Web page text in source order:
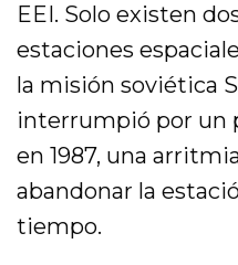
EEI. Solo existen
estaciones
la misión soviética
interrumpió por un
en 1987, una
abandonar la
tiempo.